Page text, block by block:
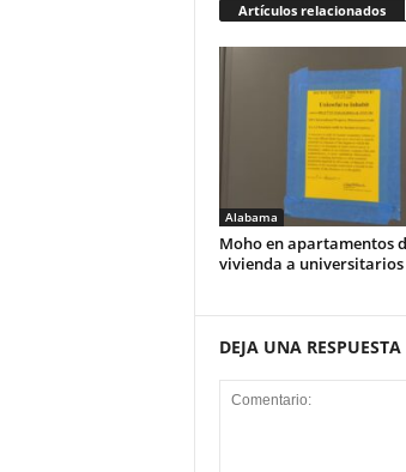
Artículos relacionados
Alabama
Moho en apartamentos
vivienda a universitarios
DEJA UNA RESPUESTA